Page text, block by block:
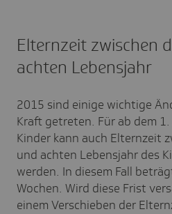
Elternzeit zwischen
achten Lebensjahr
2015 sind einige wichtige
Kraft getreten. Für ab dem
Kinder kann auch Elternzeit
und achten Lebensjahr des
werden. In diesem Fall
Wochen. Wird diese Frist
einem Verschieben der